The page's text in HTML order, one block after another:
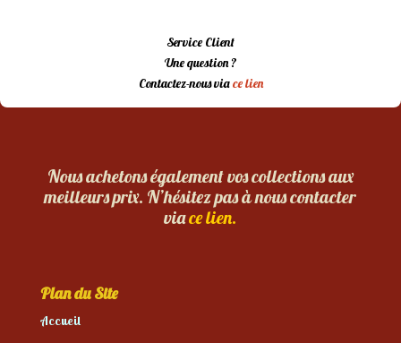
Service Client
Une question ?
Contactez-nous viace lien
Nous achetons également vos collections aux
meilleurs prix. N’hésitez pas à nous contacter
viace lien.
Plan du Site
Accueil